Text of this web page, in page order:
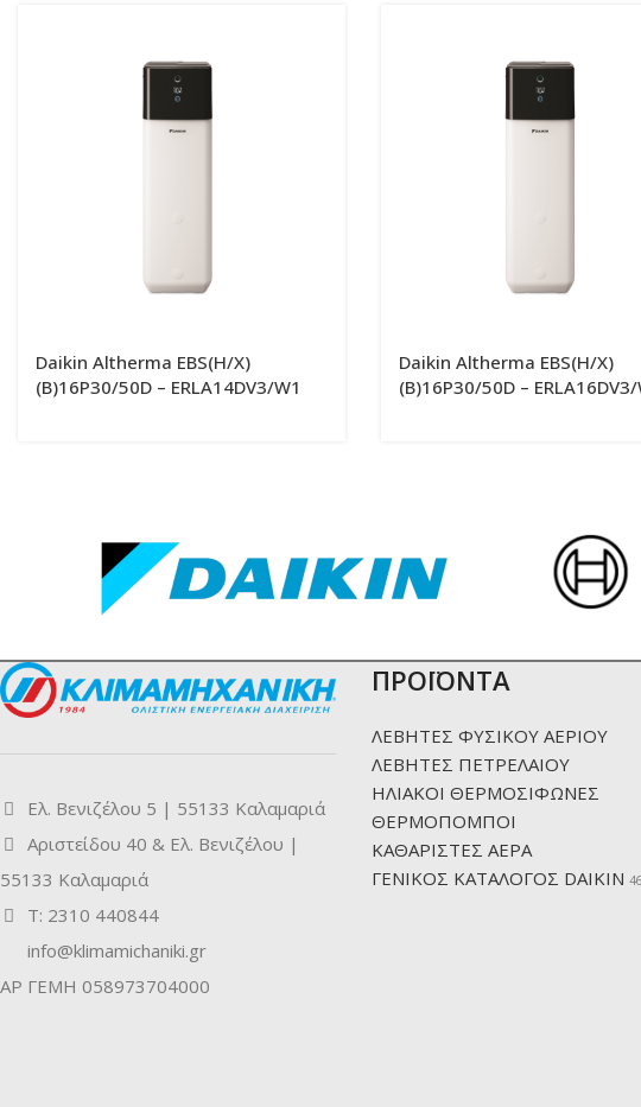
Daikin Altherma EBS(H/X)
(B)16P30/50D – ERLA14DV3/W1
Daikin Altherma EBS(H/X)
(B)16P30/50D – ERLA16DV3/
Ελ. Βενιζέλου 5 | 55133 Καλαμαριά
Αριστείδου 40 & Ελ. Βενιζέλου |
55133 Καλαμαριά
Τ: 2310 440844
info@klimamichaniki.gr
ΑΡ ΓΕΜΗ 058973704000
ΠΡΟΪΟΝΤΑ
ΛΕΒΗΤΕΣ ΦΥΣΙΚΟΥ ΑΕΡΙΟΥ
ΛΕΒΗΤΕΣ ΠΕΤΡΕΛΑΙΟΥ
ΗΛΙΑΚΟΙ ΘΕΡΜΟΣΙΦΩΝΕΣ
ΘΕΡΜΟΠΟΜΠΟΙ
ΚΑΘΑΡΙΣΤΕΣ ΑΕΡΑ
ΓΕΝΙΚΟΣ ΚΑΤΑΛΟΓΟΣ DAIKIN